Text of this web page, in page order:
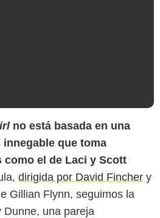
no está basada en una
que toma
el de Laci y Scott
dirigida por David Fincher y
Gillian Flynn, seguimos la
Dunne, una pareja